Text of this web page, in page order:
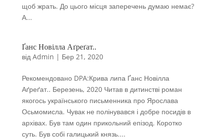
щоб жрать. До цього місця заперечень думаю немає?
А...
Ґанс Новілла Аґреґат..
від Admin | Бер 21, 2020
Рекомендовано DPA:Крива липа Ґанс Новілла
Аґреґат.. Березень, 2020 Читав в дитинстві роман
якогось українського письменника про Ярослава
Осьмомисла. Чувак не полінувався і добре посидів в
архівах. Був там один прикольний епізод. Коротко
суть. Був собі галицький князь....